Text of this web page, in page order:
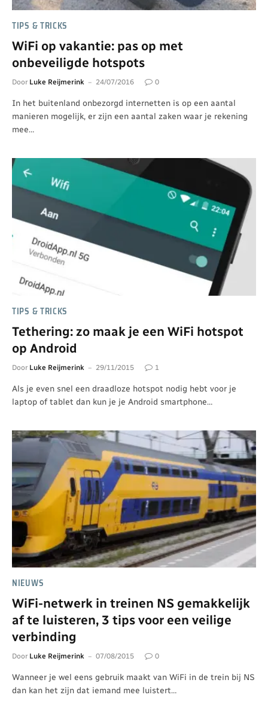
TIPS & TRICKS
WiFi op vakantie: pas op met
onbeveiligde hotspots
Door Luke Reijmerink 24/07/2016 0
In het buitenland onbezorgd internetten is op een aantal
manieren mogelijk, er zijn een aantal zaken waar je rekening
mee…
TIPS & TRICKS
Tethering: zo maak je een WiFi hotspot
op Android
Door Luke Reijmerink 29/11/2015 1
Als je even snel een draadloze hotspot nodig hebt voor je
laptop of tablet dan kun je je Android smartphone…
NIEUWS
WiFi-netwerk in treinen NS gemakkelijk
af te luisteren, 3 tips voor een veilige
verbinding
Door Luke Reijmerink 07/08/2015 0
Wanneer je wel eens gebruik maakt van WiFi in de trein bij NS
dan kan het zijn dat iemand mee luistert…